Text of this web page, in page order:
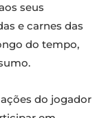
seus
e carnes das
do tempo,
do jogador